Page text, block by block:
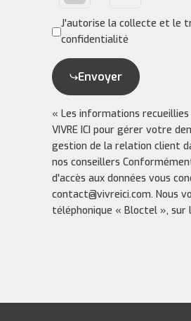
J'autorise la collecte et le
confidentialité
Envoyer
« Les informations
VIVRE ICI pour gérer votre
gestion de la relation client
nos conseillers
d'accès aux données vous
contact@vivreici.com. Nous
téléphonique « Bloctel », sur